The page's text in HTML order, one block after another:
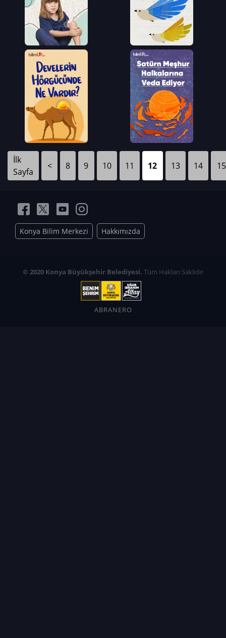
İlk
Sayfa
< 8 9 10 11 12 13 14 15
Konya Bilim Merkezi Hakkımızda
© 2020 Konya Büyükşehir Belediyesi. Tüm Hakları Saklıdır
ABRANERO